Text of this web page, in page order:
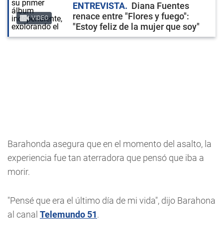
VIDEO
ENTREVISTA
Diana Fuentes
renace entre "Flores y fuego":
"Estoy feliz de la mujer que soy"
Barahonda asegura que en el momento del asalto, la
experiencia fue tan aterradora que pensó que iba a
morir.
"Pensé que era el último día de mi vida", dijo Barahona
al canal Telemundo 51.